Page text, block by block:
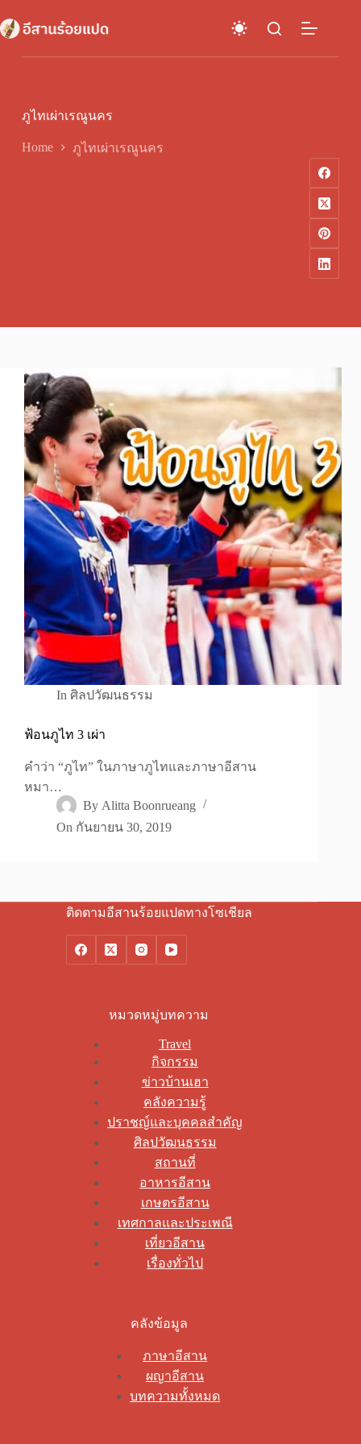
to
content
ภูไทเผ่าเรณูนคร
Home ภูไทเผ่าเรณูนคร
In ศิลปวัฒนธรรม
ฟ้อนภูไท 3 เผ่า
คำว่า “ภูไท” ในภาษาภูไทและภาษาอีสาน
หมา…
By Alitta Boonrueang
On กันยายน 30, 2019
ติดตามอีสานร้อยแปดทางโซเชียล
หมวดหมู่บทความ
Travel
กิจกรรม
ข่าวบ้านเฮา
คลังความรู้
ปราชญ์และบุคคลสำคัญ
ศิลปวัฒนธรรม
สถานที่
อาหารอีสาน
เกษตรอีสาน
เทศกาลและประเพณี
เที่ยวอีสาน
เรื่องทั่วไป
คลังข้อมูล
ภาษาอีสาน
ผญาอีสาน
บทความทั้งหมด